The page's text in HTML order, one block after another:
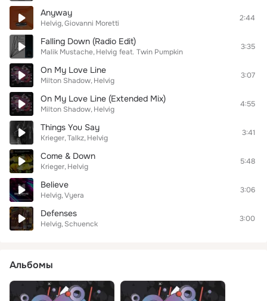
Anyway
Helvig Giovanni Moretti
2:44
Falling Down (Radio Edit)
Malik Mustache Helvig feat. Twin Pumpkin
3:35
On My Love Line
Milton Shadow Helvig
3:07
On My Love Line (Extended Mix)
Milton Shadow Helvig
4:55
Things You Say
Krieger Talkz Helvig
3:41
Come & Down
Krieger Helvig
5:48
Believe
Helvig Vyera
3:06
Defenses
Helvig Schuenck
3:00
Альбомы